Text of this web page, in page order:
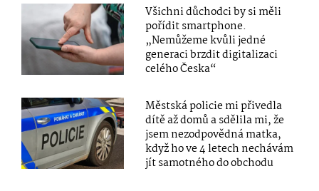
Všichni důchodci by si měli
pořídit smartphone.
„Nemůžeme kvůli jedné
generaci brzdit digitalizaci
celého Česka“
Městská policie mi přivedla
dítě až domů a sdělila mi, že
jsem nezodpovědná matka,
když ho ve 4 letech nechávám
jít samotného do obchodu